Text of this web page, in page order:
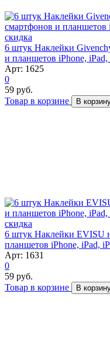
скидка
6 штук Наклейки
и планшетов iPhone, iPad,
Арт: 1625
0
59 руб.
Товар в корзине
В
скидка
6 штук Наклейки EVISU
планшетов iPhone, iPad,
Арт: 1631
0
59 руб.
Товар в корзине
В